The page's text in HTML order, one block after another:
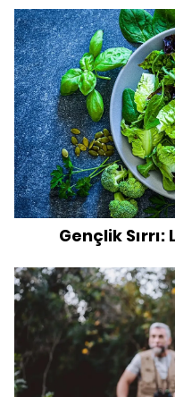
Gençlik